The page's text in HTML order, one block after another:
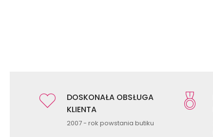
DOSKONAŁA OBSŁUGA
KLIENTA
2007 - rok powstania butiku